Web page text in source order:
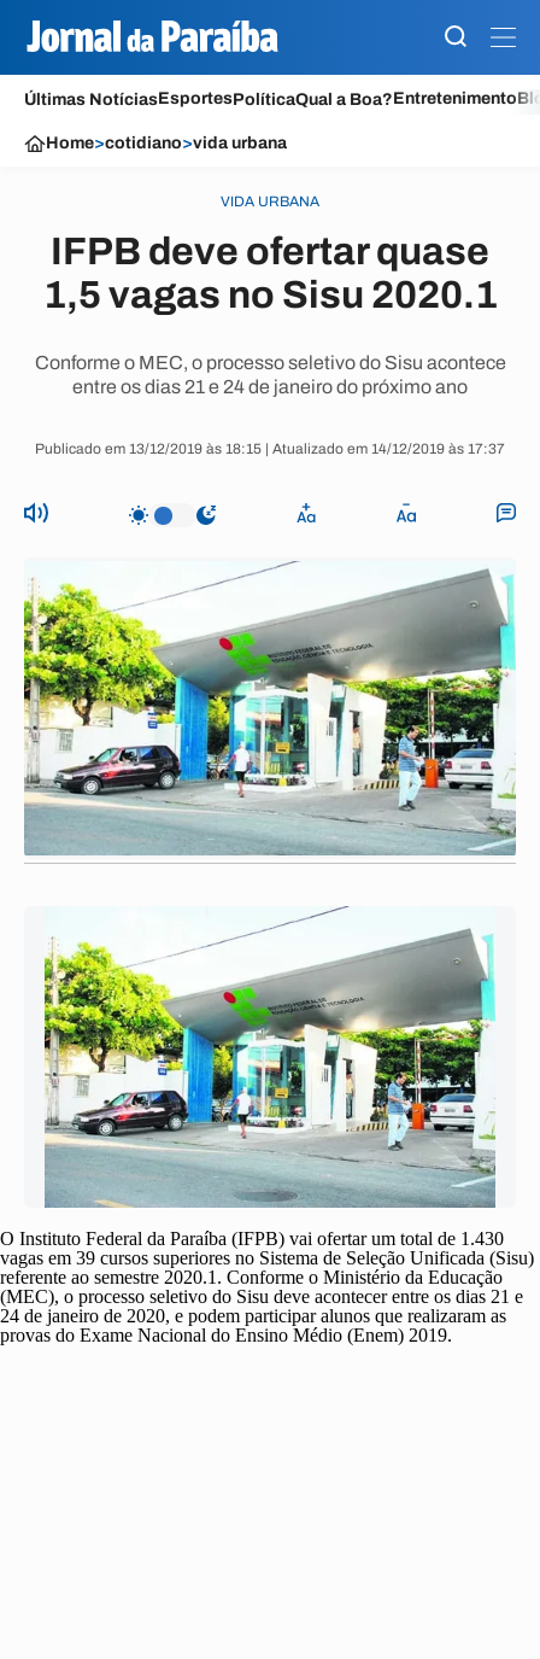
Últimas NotíciasEsportesPolíticaQual a Boa?Entretenimento
Home>cotidiano>vida urbana
VIDA URBANA
IFPB deve ofertar quase
1,5 vagas no Sisu 2020.1
Conforme o MEC, o processo seletivo do Sisu acontece
entre os dias 21 e 24 de janeiro do próximo ano
Publicado em 13/12/2019 às 18:15 | Atualizado em 14/12/2019 às 17:37
O Instituto Federal da Paraíba (IFPB) vai ofertar um total de 1.430
vagas em 39 cursos superiores no Sistema de Seleção Unificada (Sisu)
referente ao semestre 2020.1. Conforme o Ministério da Educação
(MEC), o processo seletivo do Sisu deve acontecer entre os dias 21 e
24 de janeiro de 2020, e podem participar alunos que realizaram as
provas do Exame Nacional do Ensino Médio (Enem) 2019.